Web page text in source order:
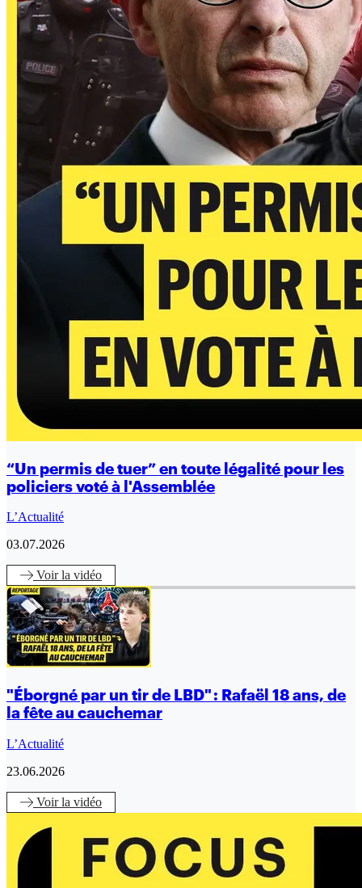
“Un permis de tuer” en toute légalité pour les
policiers voté à l'Assemblée
L’Actualité
03.07.2026
Voirla vidéo
"Éborgné par un tir de LBD" : Rafaël 18 ans, de
la fête au cauchemar
L’Actualité
23.06.2026
Voirla vidéo